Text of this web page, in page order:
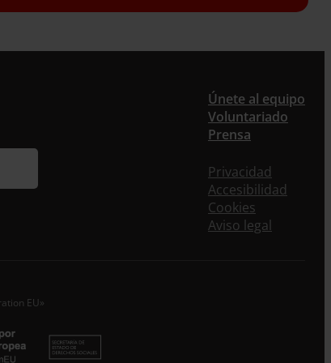
nuestra newsletter mensual y los
no dejes de completar este formulario.
te daremos de alta en nuestra base de
estar al tanto de todas las novedades.
*
Únete al equipo
Voluntariado
Prensa
Privacidad
Accesibilidad
Cookies
Aviso legal
EU»